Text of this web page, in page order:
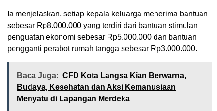
Ia menjelaskan, setiap kepala keluarga menerima bantuan
sebesar Rp8.000.000 yang terdiri dari bantuan stimulan
penguatan ekonomi sebesar Rp5.000.000 dan bantuan
pengganti perabot rumah tangga sebesar Rp3.000.000.
Baca Juga: CFD Kota Langsa Kian Berwarna,
Budaya, Kesehatan dan Aksi Kemanusiaan
Menyatu di Lapangan Merdeka